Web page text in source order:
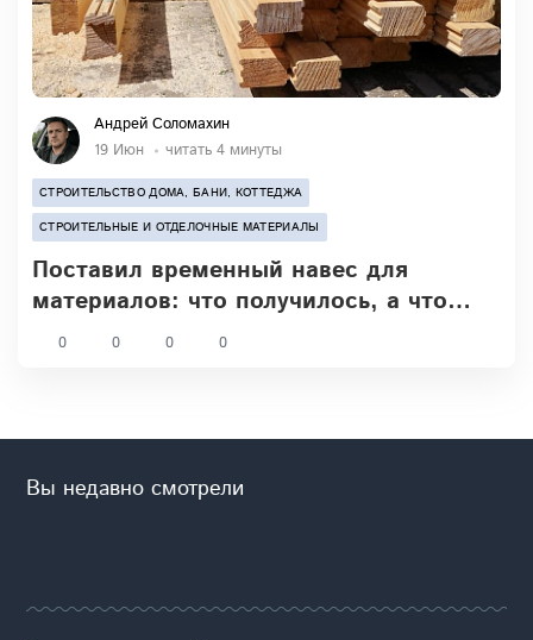
Андрей Соломахин
19 Июн
читать 4 минуты
СТРОИТЕЛЬСТВО ДОМА, БАНИ, КОТТЕДЖА
СТРОИТЕЛЬНЫЕ И ОТДЕЛОЧНЫЕ МАТЕРИАЛЫ
Поставил временный навес для
материалов: что получилось, а что
чуть не улетело
0 0 0
0
Вы недавно смотрели